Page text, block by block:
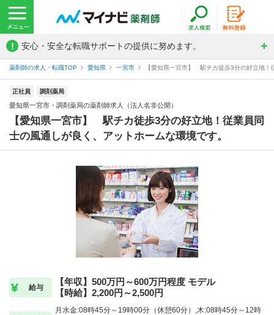
! 安心・安全な転職サポートの提供に努めます。
薬剤師の求人・転職TOP 愛知県 一宮市 【愛知県一宮市】 駅チカ徒歩3分の好立地
正社員 調剤薬局
愛知県一宮市・調剤薬局の薬剤師求人（法人名非公開）
【愛知県一宮市】 駅チカ徒歩3分の好立地！従業員同
士の風通しが良く、アットホームな環境です。
給与
【年収】500万円～600万円程度 モデル
【時給】2,200円～2,500円
月水金:08時45分～19時00分（休憩60分）,木:08時45分～12時